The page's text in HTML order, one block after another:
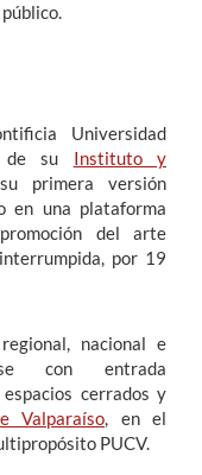
Universidad
de su Instituto y
primera versión
en una plataforma
del arte
por 19
nacional e
con entrada
cerrados y
Valparaíso, en el
PUCV.